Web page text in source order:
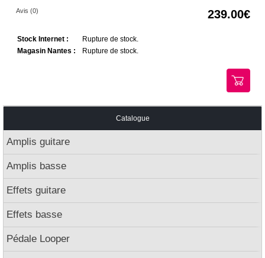
Avis (0) 239.00
Stock Internet :
Rupture de stock.
Magasin Nantes :
Rupture de stock.
Catalogue
Amplis guitare
Amplis basse
Effets guitare
Effets basse
Pédale Looper